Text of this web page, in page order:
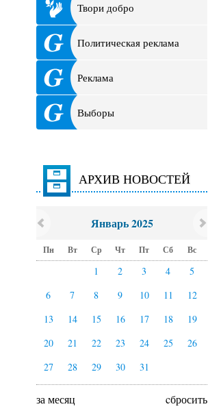
Твори добро
Политическая реклама
Реклама
Выборы
АРХИВ НОВОСТЕЙ
Январь 2025
Пн Вт Ср Чт Пт Сб Вс
1 2 3 4
5
6
7 8 9 10 11
12
13
14 15 16 17 18
19
20
21 22 23 24 25
26
27
28 29 30 31
за месяц cбросить